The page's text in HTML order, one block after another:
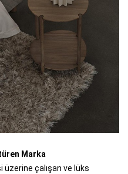
Marka
üzerine çalışan ve lüks